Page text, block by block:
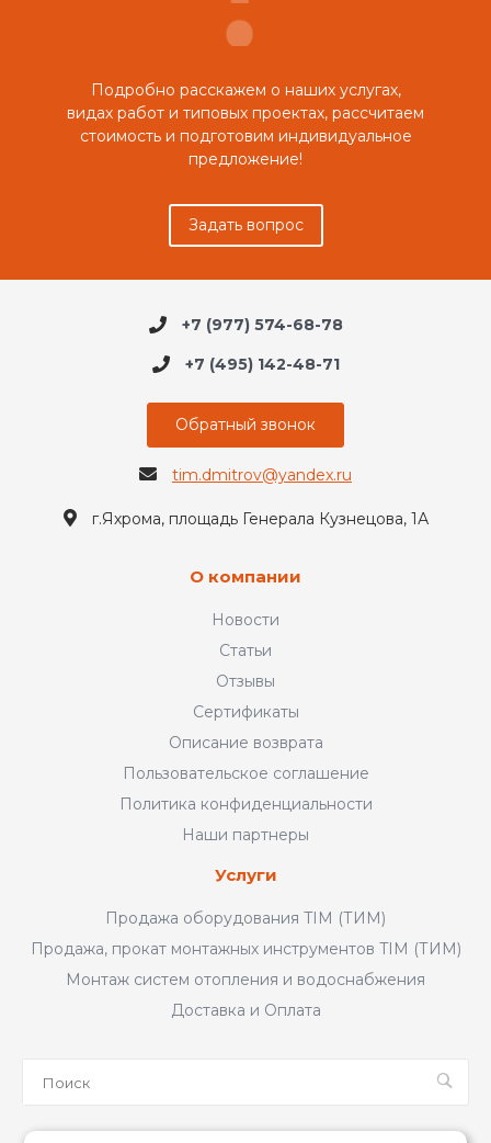
Подробно расскажем о наших услугах,
видах работ и типовых проектах, рассчитаем
стоимость и подготовим индивидуальное
предложение!
Задать вопрос
+7 (977) 574-68-78
+7 (495) 142-48-71
Обратный звонок
tim.dmitrov@yandex.ru
г.Яхрома, площадь Генерала Кузнецова, 1А
О компании
Новости
Статьи
Отзывы
Сертификаты
Описание возврата
Пользовательское соглашение
Политика конфиденциальности
Наши партнеры
Услуги
Продажа оборудования TIM (ТИМ)
Продажа, прокат монтажных инструментов TIM (ТИМ)
Монтаж систем отопления и водоснабжения
Доставка и Оплата